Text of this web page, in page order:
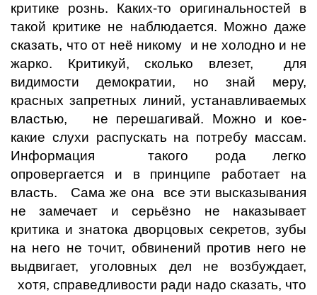
критике рознь. Каких-то оригинальностей в
такой критике не наблюдается. Можно даже
сказать, что от неё никому и не холодно и не
жарко. Критикуй, сколько влезет, для
видимости демократии, но знай меру,
красных запретных линий, устанавливаемых
властью, не перешагивай. Можно и кое-
какие слухи распускать на потребу массам.
Информация такого рода легко
опровергается и в принципе работает на
власть. Сама же она все эти высказывания
не замечает и серьёзно не наказывает
критика и знатока дворцовых секретов, зубы
на него не точит, обвинений против него не
выдвигает, уголовных дел не возбуждает,
хотя, справедливости ради надо сказать, что